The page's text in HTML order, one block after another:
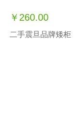
￥260.00
二手震旦品牌矮柜